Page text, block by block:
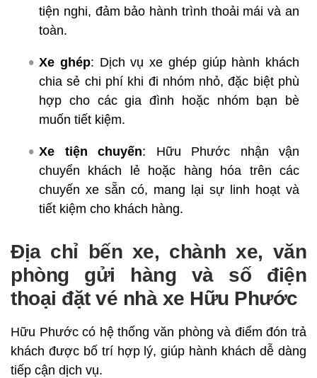
tiện nghi, đảm bảo hành trình thoải mái và an
toàn.
Xe ghép: Dịch vụ xe ghép giúp hành khách
chia sẻ chi phí khi đi nhóm nhỏ, đặc biệt phù
hợp cho các gia đình hoặc nhóm bạn bè
muốn tiết kiệm.
Xe tiện chuyến: Hữu Phước nhận vận
chuyển khách lẻ hoặc hàng hóa trên các
chuyến xe sẵn có, mang lại sự linh hoạt và
tiết kiệm cho khách hàng.
Địa chỉ bến xe, chành xe, văn
phòng gửi hàng và số điện
thoại đặt vé nhà xe Hữu Phước
Hữu Phước có hệ thống văn phòng và điểm đón trả
khách được bố trí hợp lý, giúp hành khách dễ dàng
tiếp cận dịch vụ.